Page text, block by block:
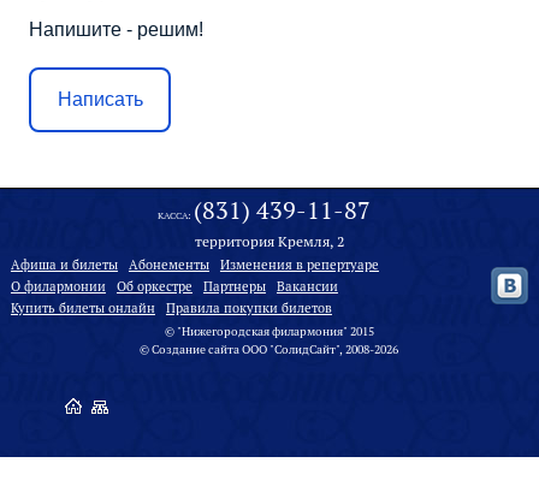
Напишите - решим!
Написать
КАССА: (831) 439-11-87
территория Кремля, 2
Афиша и билеты Абонементы
Изменения в репертуаре
О филармонии
Oб оркестре Партнеры
Вакансии
Купить билеты онлайн
Правила покупки билетов
© "Нижегородская филармония" 2015
©Создание сайтаООО "СолидСайт", 2008-2026